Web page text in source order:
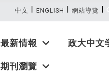
最新情報 政大中文
期刊瀏覽
中文 | ENGLISH | 網站導覽 |